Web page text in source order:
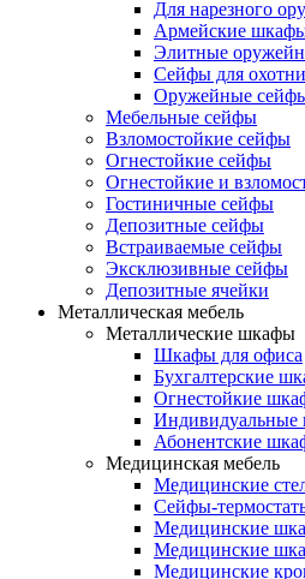
Для нарезного
Армейские
Элитные
Сейфы для
Оружейные
Мебельные сейфы
Взломостойкие сейфы
Огнестойкие сейфы
Огнестойкие и
Гостиничные сейфы
Депозитные сейфы
Встраиваемые сейфы
Эксклюзивные сейфы
Депозитные ячейки
Металлическая мебель
Металлические шкафы
Шкафы для офиса
Бухгалтерские
Огнестойкие
Индивидуальные
Абонентские
Медицинская мебель
Медицинские
Сейфы-
Медицинские
Медицинские
Медицинские